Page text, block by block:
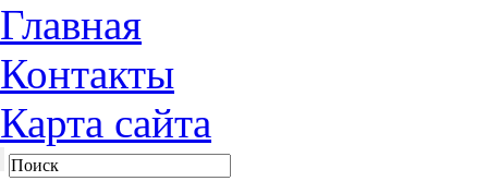
Главная
Контакты
Карта сайта